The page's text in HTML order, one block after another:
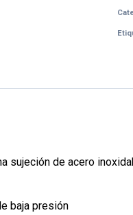
sujeción de acero
baja presión